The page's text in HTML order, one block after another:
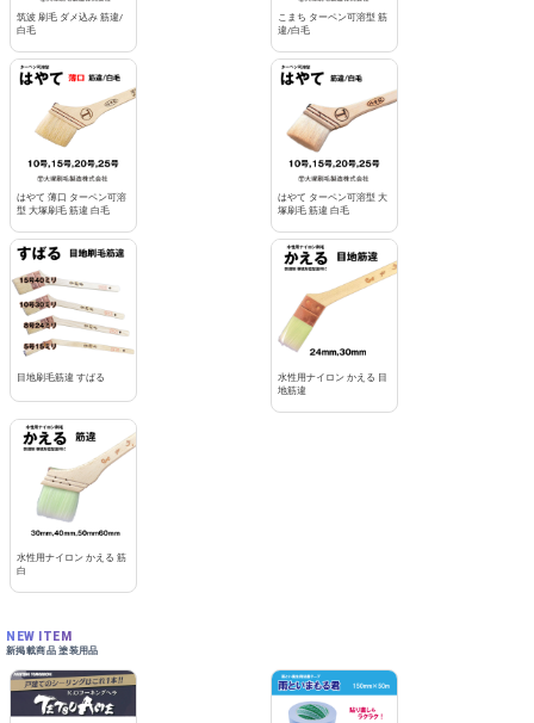
筑波 刷毛 ダメ込み 筋違/
白毛
こまち ターペン可溶型 筋
違/白毛
はやて 薄口 ターペン可溶
型 大塚刷毛 筋違 白毛
はやて ターペン可溶型 大
塚刷毛 筋違 白毛
目地刷毛筋違 すばる
水性用ナイロン かえる 目
地筋違
水性用ナイロン かえる 筋
白
NEW ITEM
新掲載商品 塗装用品